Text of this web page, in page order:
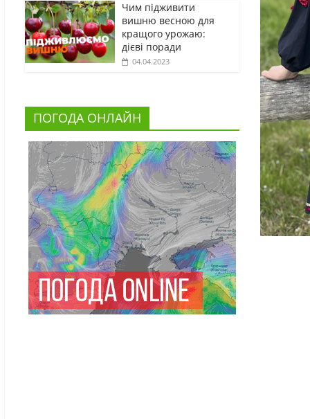
Чим підживити
вишню весною для
кращого урожаю:
дієві поради
04.04.2023
ПОГОДА ОНЛАЙН